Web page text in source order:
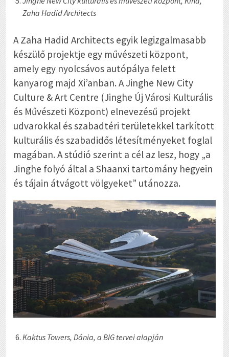
Zaha Hadid Architects
A Zaha Hadid Architects egyik legizgalmasabb
készülő projektje egy művészeti központ,
amely egy nyolcsávos autópálya felett
kanyarog majd Xi’anban. A Jinghe New City
Culture & Art Centre (Jinghe Új Városi Kulturális
és Művészeti Központ) elnevezésű projekt
udvarokkal és szabadtéri területekkel tarkított
kulturális és szabadidős létesítményeket foglal
magában. A stúdió szerint a cél az lesz, hogy „a
Jinghe folyó által a Shaanxi tartomány hegyein
és tájain átvágott völgyeket” utánozza.
Kaktus Towers, Dánia, a BIG tervei alapján